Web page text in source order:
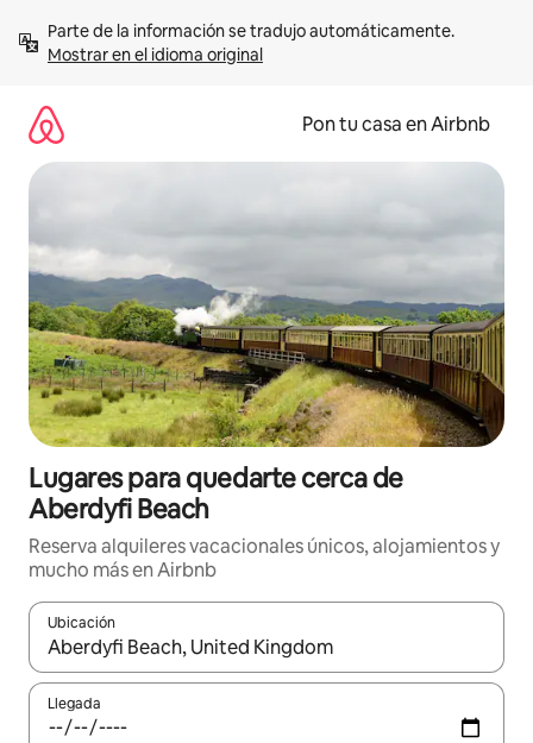
contenidoMostrar en el idioma original
Pon tu casa en Airbnb
Lugares para quedarte cerca de
Aberdyfi Beach
Reserva alquileres vacacionales únicos, alojamientos y
mucho más en Airbnb
Ubicación
Cuando los resultados estén disponibles, navega con las
Llegada